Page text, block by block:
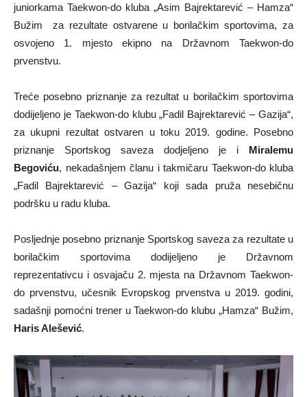
juniorkama Taekwon-do kluba „Asim Bajrektarević – Hamza“
Bužim za rezultate ostvarene u borilačkim sportovima, za
osvojeno 1. mjesto ekipno na Državnom Taekwon-do
prvenstvu.
Treće posebno priznanje za rezultat u borilačkim sportovima
dodijeljeno je Taekwon-do klubu „Fadil Bajrektarević – Gazija“,
za ukupni rezultat ostvaren u toku 2019. godine. Posebno
priznanje Sportskog saveza dodjeljeno je i Miralemu
Begoviću, nekadašnjem članu i takmičaru Taekwon-do kluba
„Fadil Bajrektarević – Gazija“ koji sada pruža nesebičnu
podršku u radu kluba.
Posljednje posebno priznanje Sportskog saveza za rezultate u
borilačkim sportovima dodijeljeno je Državnom
reprezentativcu i osvajaču 2. mjesta na Državnom Taekwon-
do prvenstvu, učesnik Evropskog prvenstva u 2019. godini,
sadašnji pomoćni trener u Taekwon-do klubu „Hamza“ Bužim,
Haris Alešević.